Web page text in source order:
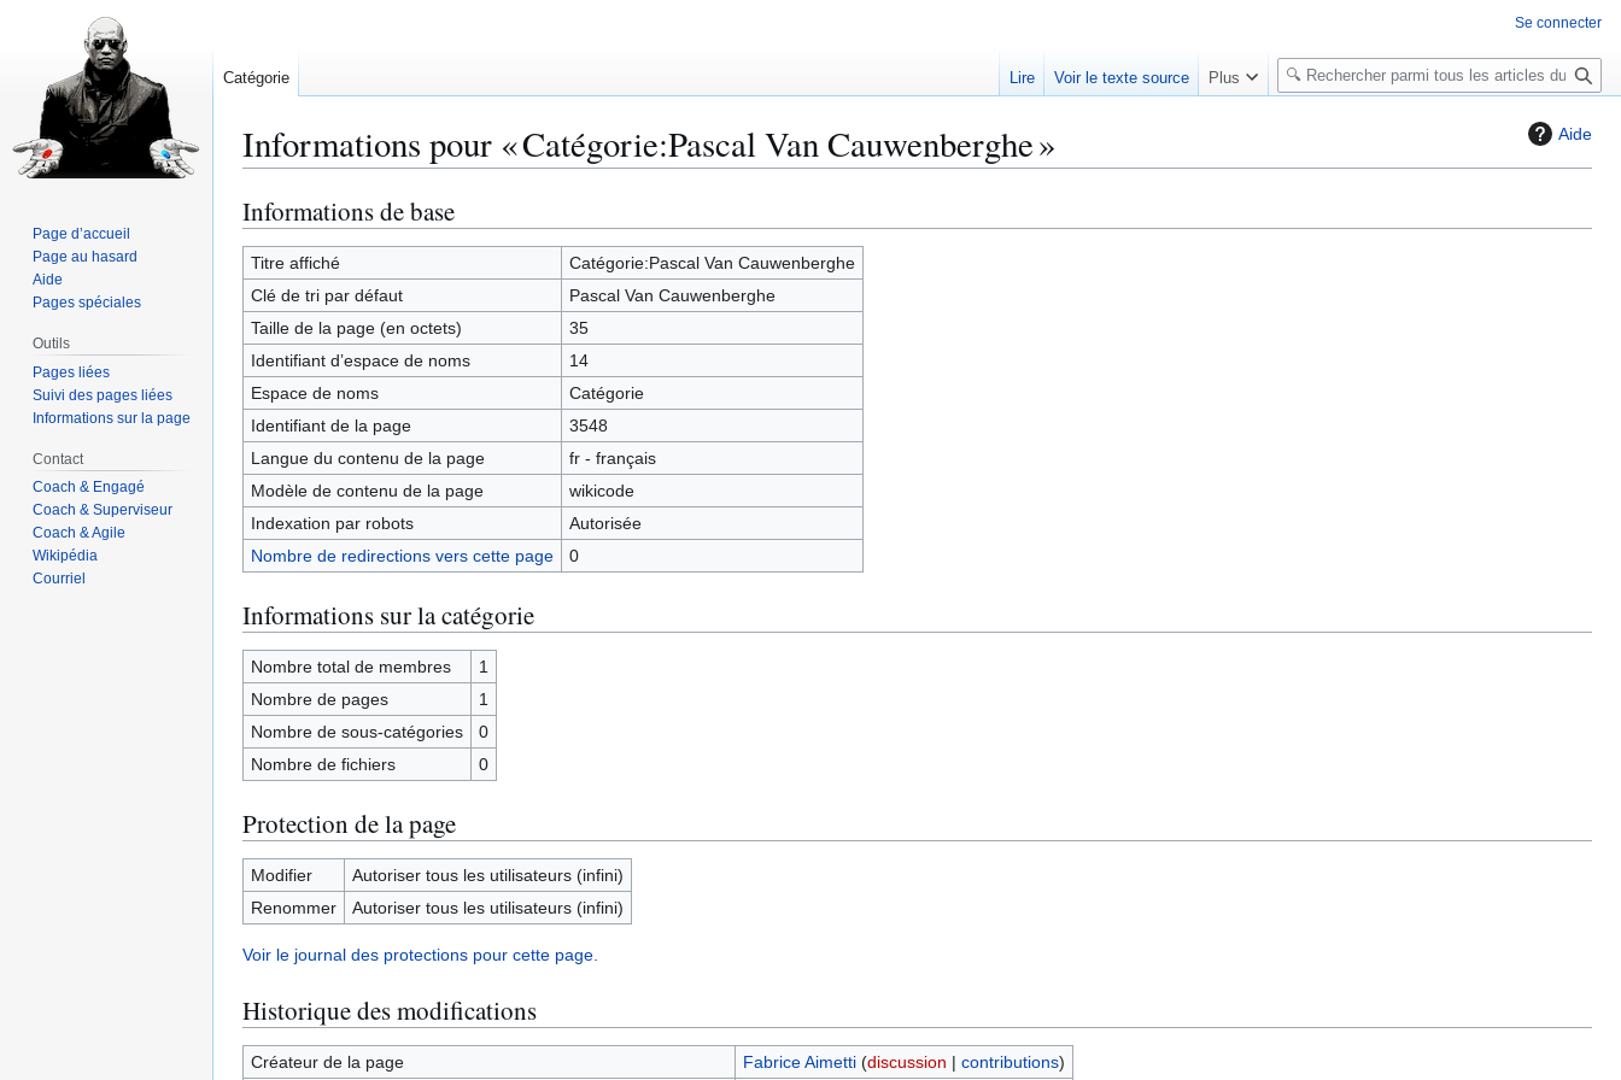
Aide
Informations pour « Catégorie:Pascal Van Cauwenberghe »
Aller
à
la
navigation
Aller
à
la
recherche
Informations de base
Titre affiché
Catégorie:Pascal Van Cauwenberghe
Clé de tri par défaut
Pascal Van Cauwenberghe
Taille de la page (en octets)
35
Identifiant dʼespace de noms
14
Espace de noms
Catégorie
Identifiant de la page
3548
Langue du contenu de la page
fr - français
Modèle de contenu de la page
wikicode
Indexation par robots
Autorisée
Nombre de redirections vers cette page
0
Informations sur la catégorie
Nombre total de membres
1
Nombre de pages
1
Nombre de sous-catégories
0
Nombre de fichiers
0
Protection de la page
Modifier
Autoriser tous les utilisateurs (infini)
Renommer
Autoriser tous les utilisateurs (infini)
Voir le journal des protections pour cette page.
Historique des modifications
Créateur de la page Fabrice Aimetti (discussion | contributions)
Se connecter
Catégorie Lire Voir le texte source Plus
R
e
e
c
Page d’accueil
Page au hasard
Aide
Pages spéciales
Outils
Pages liées
Suivi des pages liées
Informations sur la page
Contact
Coach & Engagé
Coach & Superviseur
Coach & Agile
Wikipédia
Courriel